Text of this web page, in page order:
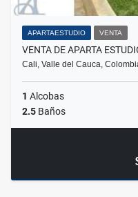
APARTAESTUDIO VENTA
VENTA DE APARTA
Cali, Valle del Cauca,
1 Alcobas
2.5 Baños